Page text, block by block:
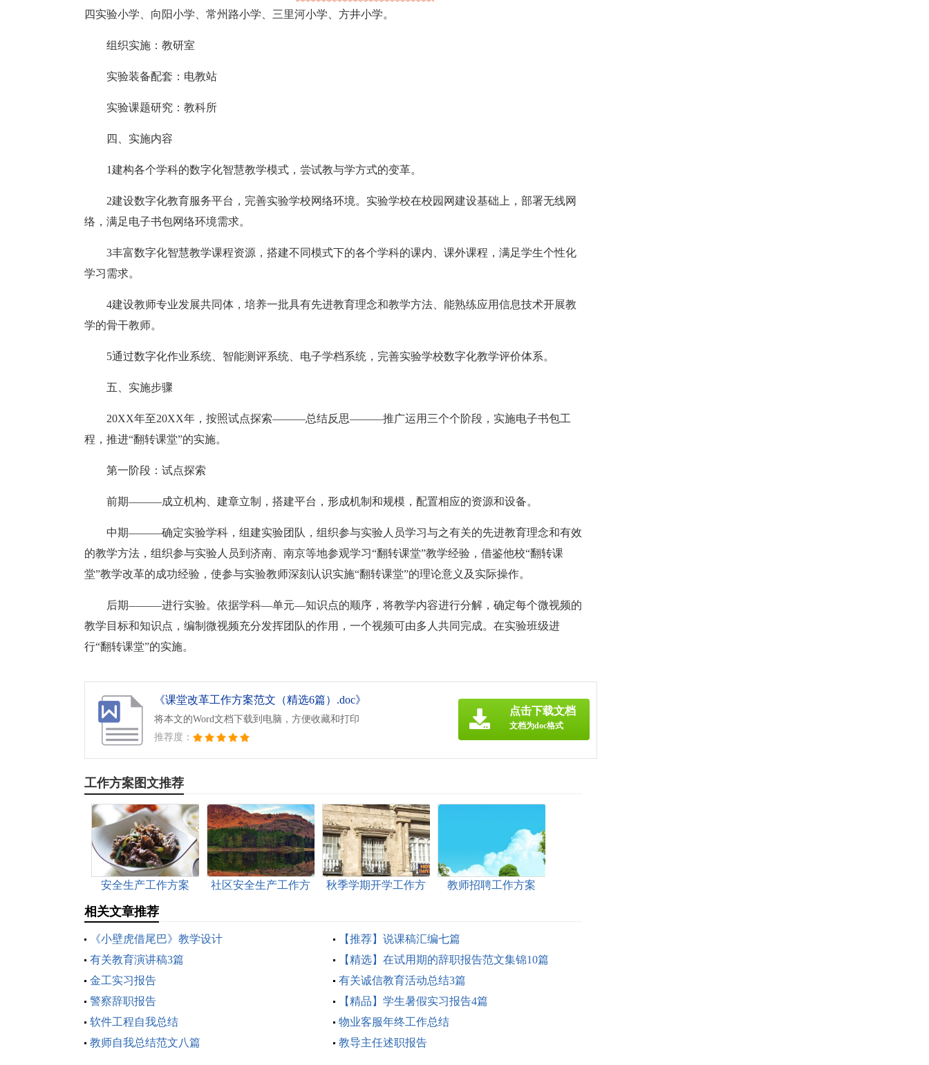
四实验小学、向阳小学、常州路小学、三里河小学、方井小学。
组织实施：教研室
实验装备配套：电教站
实验课题研究：教科所
四、实施内容
1建构各个学科的数字化智慧教学模式，尝试教与学方式的变革。
2建设数字化教育服务平台，完善实验学校网络环境。实验学校在校园网建设基础上，部署无线网
络，满足电子书包网络环境需求。
3丰富数字化智慧教学课程资源，搭建不同模式下的各个学科的课内、课外课程，满足学生个性化
学习需求。
4建设教师专业发展共同体，培养一批具有先进教育理念和教学方法、能熟练应用信息技术开展教
学的骨干教师。
5通过数字化作业系统、智能测评系统、电子学档系统，完善实验学校数字化教学评价体系。
五、实施步骤
20XX年至20XX年，按照试点探索———总结反思———推广运用三个个阶段，实施电子书包工
程，推进“翻转课堂”的实施。
第一阶段：试点探索
前期———成立机构、建章立制，搭建平台，形成机制和规模，配置相应的资源和设备。
中期———确定实验学科，组建实验团队，组织参与实验人员学习与之有关的先进教育理念和有效
的教学方法，组织参与实验人员到济南、南京等地参观学习“翻转课堂”教学经验，借鉴他校“翻转课
堂”教学改革的成功经验，使参与实验教师深刻认识实施“翻转课堂”的理论意义及实际操作。
后期———进行实验。依据学科—单元—知识点的顺序，将教学内容进行分解，确定每个微视频的
教学目标和知识点，编制微视频充分发挥团队的作用，一个视频可由多人共同完成。在实验班级进
行“翻转课堂”的实施。
《课堂改革工作方案范文（精选6篇）.doc》
将本文的Word文档下载到电脑，方便收藏和打印
推荐度：
点击下载文档
文档为doc格式
工作方案图文推荐
安全生产工作方案
社区安全生产工作方
秋季学期开学工作方
教师招聘工作方案
相关文章推荐
《小壁虎借尾巴》教学设计
【推荐】说课稿汇编七篇
有关教育演讲稿3篇
【精选】在试用期的辞职报告范文集锦10篇
金工实习报告
有关诚信教育活动总结3篇
警察辞职报告
【精品】学生暑假实习报告4篇
软件工程自我总结
物业客服年终工作总结
教师自我总结范文八篇
教导主任述职报告